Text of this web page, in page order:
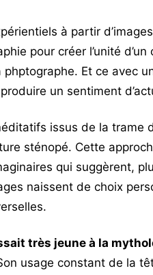
à partir
pour créer l’unité d’un
phptographe. Et ce avec
un sentiment
issus de la trame
sténopé. Cette
qui suggèrent,
naissent de choix
très jeune à la
usage constant de la